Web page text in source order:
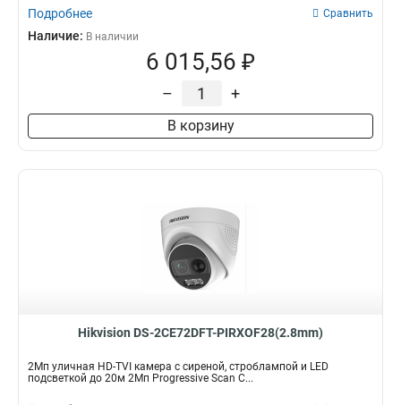
Подробнее Сравнить
Наличие: В наличии
6 015,56 ₽
– +
В корзину
Hikvision DS-2CE72DFT-PIRXOF28(2.8mm)
2Мп уличная HD-TVI камера с сиреной, строблампой и LED
подсветкой до 20м 2Мп Progressive Scan C...